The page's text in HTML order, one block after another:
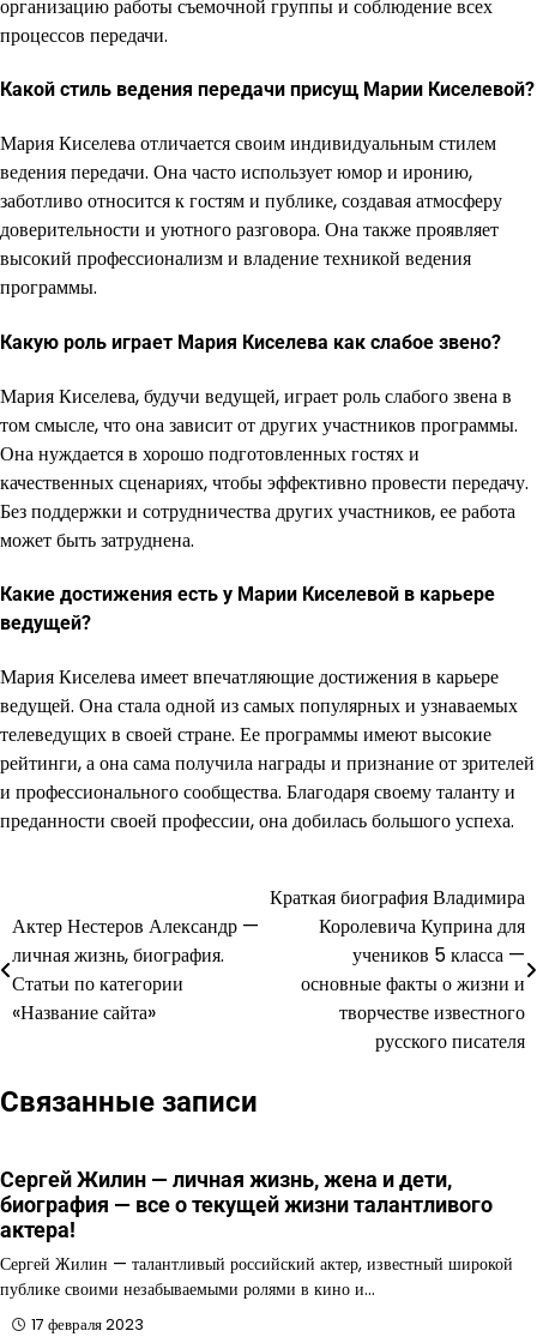
организацию работы съемочной группы и соблюдение всех
процессов передачи.
Какой стиль ведения передачи присущ Марии Киселевой?
Мария Киселева отличается своим индивидуальным стилем
ведения передачи. Она часто использует юмор и иронию,
заботливо относится к гостям и публике, создавая атмосферу
доверительности и уютного разговора. Она также проявляет
высокий профессионализм и владение техникой ведения
программы.
Какую роль играет Мария Киселева как слабое звено?
Мария Киселева, будучи ведущей, играет роль слабого звена в
том смысле, что она зависит от других участников программы.
Она нуждается в хорошо подготовленных гостях и
качественных сценариях, чтобы эффективно провести передачу.
Без поддержки и сотрудничества других участников, ее работа
может быть затруднена.
Какие достижения есть у Марии Киселевой в карьере
ведущей?
Мария Киселева имеет впечатляющие достижения в карьере
ведущей. Она стала одной из самых популярных и узнаваемых
телеведущих в своей стране. Ее программы имеют высокие
рейтинги, а она сама получила награды и признание от зрителей
и профессионального сообщества. Благодаря своему таланту и
преданности своей профессии, она добилась большого успеха.
по
записям
Актер Нестеров Александр —
личная жизнь, биография.
Статьи по категории
«Название сайта»
Краткая биография Владимира
Королевича Куприна для
учеников 5 класса —
основные факты о жизни и
творчестве известного
русского писателя
Связанные записи
Сергей Жилин — личная жизнь, жена и дети,
биография — все о текущей жизни талантливого
актера!
Сергей Жилин — талантливый российский актер, известный широкой
публике своими незабываемыми ролями в кино и…
17 февраля 2023